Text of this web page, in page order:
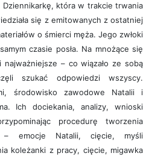
Dziennikarkę, która w trakcie trwania
się z emitowanych z ostatniej
o śmierci męża. Jego zwłoki
czasie posła. Na mnożące się
najważniejsze – co wiązało ze sobą
szukać odpowiedzi wszyscy.
środowisko zawodowe Natalii i
Ich dociekania, analizy, wnioski
procedurę tworzenia
– emocje Natalii, cięcie, myśli
koleżanki z pracy, cięcie, migawka